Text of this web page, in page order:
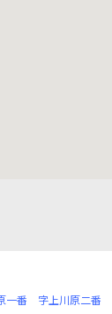
一番 字上川原二番